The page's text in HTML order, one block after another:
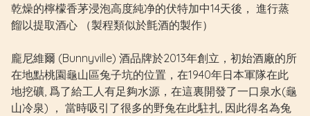
乾燥的檸檬香茅浸泡高度純净的伏特加中14天後， 進行蒸
餾以提取酒心 （製程類似於氈酒的製作）
龐尼維爾 (Bunnyville) 酒品牌於2013年創立，初始酒廠的所
在地點桃園龜山區兔子坑的位置，在1940年日本軍隊在此
地挖礦, 爲了給工人有足夠水源，在這裏開發了一口泉水(龜
山冷泉) ， 當時吸引了很多的野兔在此駐扎, 因此得名為兔